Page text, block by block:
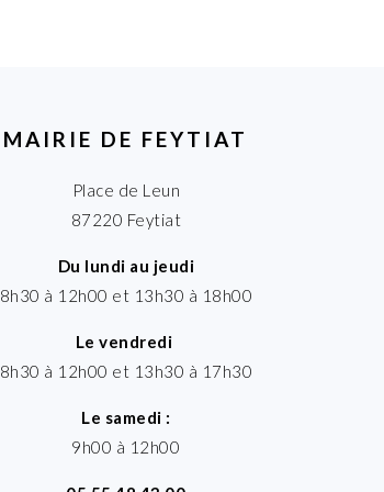
MAIRIE DE FEYTIAT
Place de Leun
87220 Feytiat
Du lundi au jeudi
8h30 à 12h00 et 13h30 à 18h00
Le vendredi
8h30 à 12h00 et 13h30 à 17h30
Le samedi :
9h00 à 12h00